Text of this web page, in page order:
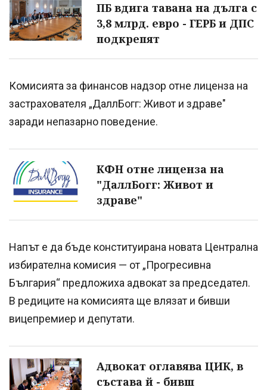
ПБ вдига тавана на дълга с
3,8 млрд. евро - ГЕРБ и ДПС
подкрепят
Комисията за финансов надзор отне лиценза на
застрахователя „ДаллБогг: Живот и здраве"
заради непазарно поведение.
КФН отне лиценза на
"ДаллБогг: Живот и
здраве"
Напът е да бъде конституирана новата Централна
избирателна комисия — от „Прогресивна
България“ предложиха адвокат за председател.
В редиците на комисията ще влязат и бивши
вицепремиер и депутати.
Адвокат оглавява ЦИК, в
състава й - бивш